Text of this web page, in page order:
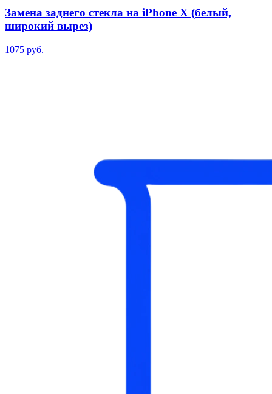
Замена заднего стекла на iPhone X (белый,
широкий вырез)
1075 руб.